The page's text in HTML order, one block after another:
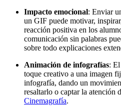
Impacto emocional: Enviar
un GIF puede motivar,
reacción positiva en los
comunicación sin palabras
sobre todo explicaciones
Animación de infografías:
toque creativo a una imagen
infografía, dando un
resaltarlo o captar la atención
Cinemagrafía.